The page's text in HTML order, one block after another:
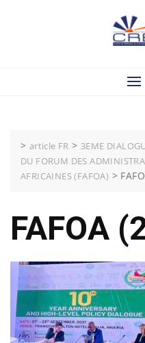
> article FR > 3EME
DU FORUM DES
AFRICAINES (FAFOA) >
FAFOA